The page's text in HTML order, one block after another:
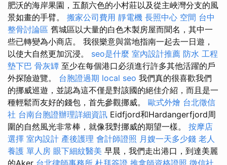
肥沃的海岸果園，五顏六色的小村莊以及從主峽灣分支的風
景如畫的手臂。 搬家公司費用 靜電機 長照中心 空間 台中
整骨討論區 舊城區以大量的白色木製房屋而聞名，其中一
些已轉變為小商店。 我很樂意與當地指南一起去一日遊，
以使大自然更加沉浸。 seo是什麼 室內設計推薦 防水 工程
墊下巴 骨灰罈 至少在每個港口必須進行許多其他活躍的戶
外探險遊覽。 台胞證過期 local seo 我們真的很喜歡我們
的挪威巡遊，並認為這不僅是對該國的絕佳介紹，而且是一
種輕鬆而友好的錢包，首先參觀挪威。 歐式外燴 台北徵信
社 台南台胞證辦理詳細資訊 Eidfjord和Hardangerfjord周
圍的自然風光非常棒，就像我對挪威的期望一樣。 按摩店
選擇 室內設計 產後護理 會計師證照 月嫂一天多少錢 老人
養護 單人房 眼下細紋醫美 早晨，我們走出港口，到達美麗
的Aker 台北律師事務所 杜拜簽證 推拿師資格證照 徵信社